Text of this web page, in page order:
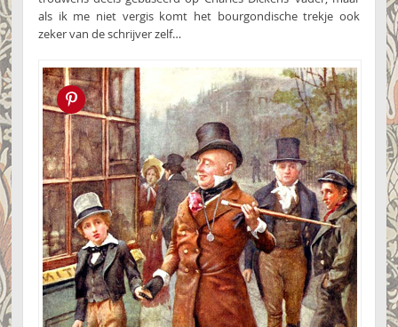
als ik me niet vergis komt het bourgondische trekje ook
zeker van de schrijver zelf…
Pin this!